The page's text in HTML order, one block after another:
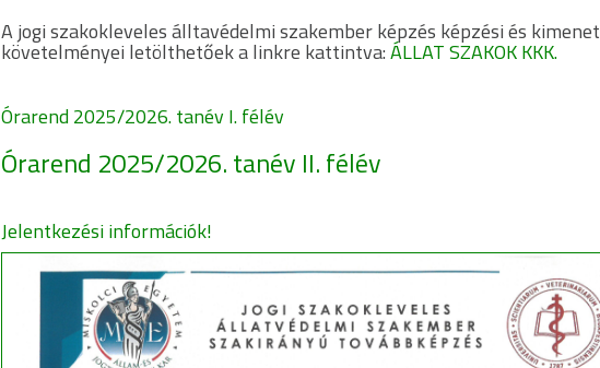
A jogi szakokleveles álltavédelmi szakember képzés képzési és
követelményei letölthetőek a linkre kattintva:ÁLLAT SZAKOK KKK.
Órarend 2025/2026. tanév I. félév
Órarend 2025/2026. tanév II. félév
Jelentkezési információk!